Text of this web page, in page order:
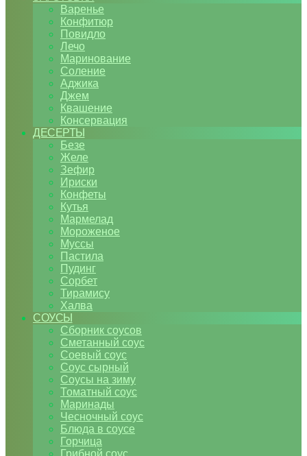
Варенье
Конфитюр
Повидло
Лечо
Маринование
Соление
Аджика
Джем
Квашение
Консервация
ДЕСЕРТЫ
Безе
Желе
Зефир
Ириски
Конфеты
Кутья
Мармелад
Мороженое
Муссы
Пастила
Пудинг
Сорбет
Тирамису
Халва
СОУСЫ
Сборник соусов
Сметанный соус
Соевый соус
Соус сырный
Соусы на зиму
Томатный соус
Маринады
Чесночный соус
Блюда в соусе
Горчица
Грибной соус